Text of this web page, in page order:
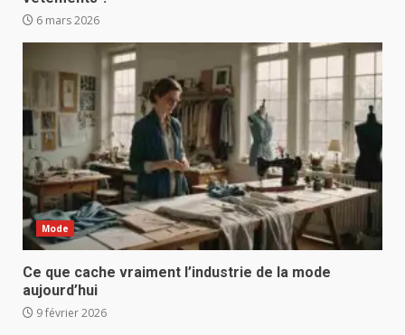
6 mars 2026
Mode
Ce que cache vraiment l’industrie de la mode
aujourd’hui
9 février 2026